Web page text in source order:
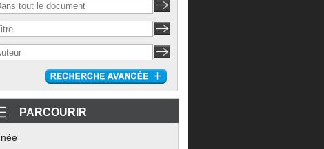
PARCOURIR